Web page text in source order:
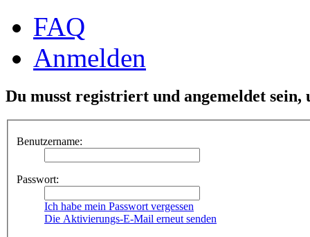
FAQ
Anmelden
Du musst registriert und angemeldet sein,
Benutzername:
Passwort:
Ich habe mein Passwort vergessen
Die Aktivierungs-E-Mail erneut senden